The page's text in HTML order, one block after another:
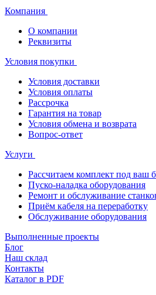
Компания
О компании
Реквизиты
Условия покупки
Условия доставки
Условия оплаты
Рассрочка
Гарантия на товар
Условия обмена и возврата
Вопрос-ответ
Услуги
Рассчитаем комплект под ваш
Пуско-наладка оборудования
Ремонт и обслуживание
Приём кабеля на переработку
Обслуживание оборудования
Выполненные проекты
Блог
Наш склад
Контакты
Каталог в PDF